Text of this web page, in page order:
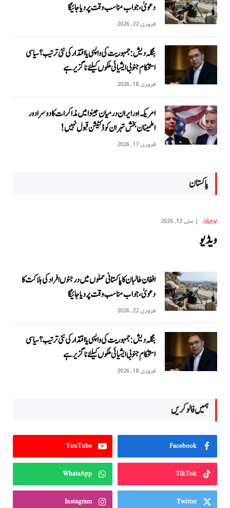
دعویٰ، جواب مناسب وقت پر دیا جائیگا
فروری 22, 2026
بنگلہ دیش: جمہوریت کی واپسی یا اقتدار کی نئی ترتیب؟ سیاسی
استحکام جنوبی ایشیائی ملکوں کیلئے ناگزیر ہے
فروری 18, 2026
امریکہ اور ایران درمیان جینوا میں مذاکرات کا دوسرا دور
اطمینان بخش تہران کو ڈکٹیشن قبول نہیں!
فروری 17, 2026
پاکستان
میزان نیوز مئی 12, 2026
ویڈیو
افغان طالبان کا پاکستانی حملوں میں درجنوں افراد کی ہلاکت کا
دعویٰ، جواب مناسب وقت پر دیا جائیگا
فروری 22, 2026
بنگلہ دیش: جمہوریت کی واپسی یا اقتدار کی نئی ترتیب؟ سیاسی
استحکام جنوبی ایشیائی ملکوں کیلئے ناگزیر ہے
فروری 18, 2026
ہمیں فالو کریں
Facebook
YouTube
TikTok
WhatsApp
Twitter
Instagram